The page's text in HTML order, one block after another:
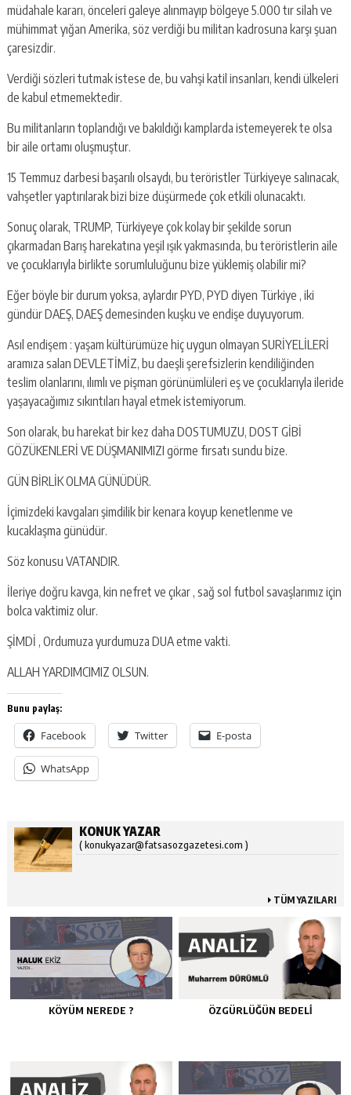
müdahale kararı, önceleri galeye alınmayıp bölgeye 5.000 tır silah ve
mühimmat yığan Amerika, söz verdiği bu militan kadrosuna karşı şuan
çaresizdir.
Verdiği sözleri tutmak istese de, bu vahşi katil insanları, kendi ülkeleri
de kabul etmemektedir.
Bu militanların toplandığı ve bakıldığı kamplarda istemeyerek te olsa
bir aile ortamı oluşmuştur.
15 Temmuz darbesi başarılı olsaydı, bu teröristler Türkiyeye salınacak,
vahşetler yaptırılarak bizi bize düşürmede çok etkili olunacaktı.
Sonuç olarak, TRUMP, Türkiyeye çok kolay bir şekilde sorun
çıkarmadan Barış harekatına yeşil ışık yakmasında, bu teröristlerin aile
ve çocuklarıyla birlikte sorumluluğunu bize yüklemiş olabilir mi?
Eğer böyle bir durum yoksa, aylardır PYD, PYD diyen Türkiye , iki
gündür DAEŞ, DAEŞ demesinden kuşku ve endişe duyuyorum.
Asıl endişem : yaşam kültürümüze hiç uygun olmayan SURİYELİLERİ
aramıza salan DEVLETİMİZ, bu daeşli şerefsizlerin kendiliğinden
teslim olanlarını, ılımlı ve pişman görünümlüleri eş ve çocuklarıyla ileride
yaşayacağımız sıkıntıları hayal etmek istemiyorum.
Son olarak, bu harekat bir kez daha DOSTUMUZU, DOST GİBİ
GÖZÜKENLERİ VE DÜŞMANIMIZI görme fırsatı sundu bize.
GÜN BİRLİK OLMA GÜNÜDÜR.
İçimizdeki kavgaları şimdilik bir kenara koyup kenetlenme ve
kucaklaşma günüdür.
Söz konusu VATANDIR.
İleriye doğru kavga, kin nefret ve çıkar , sağ sol futbol savaşlarımız için
bolca vaktimiz olur.
ŞİMDİ , Ordumuza yurdumuza DUA etme vakti.
ALLAH YARDIMCIMIZ OLSUN.
Bunu paylaş:
Facebook Twitter E-posta
WhatsApp
KONUK YAZAR
( konukyazar@fatsasozgazetesi.com )
TÜM YAZILARI
KÖYÜM NEREDE ? ÖZGÜRLÜĞÜN BEDELİ